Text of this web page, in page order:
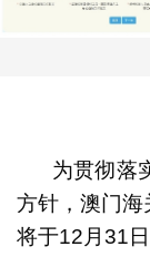
为贯彻落
方针，澳门
将于12月31